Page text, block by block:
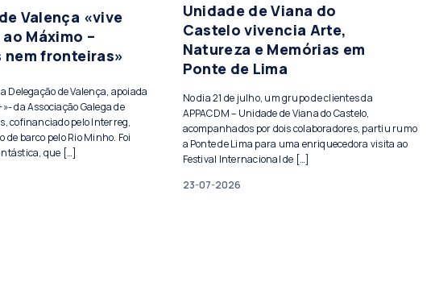
Valença «vive
Máximo –
nem fronteiras»
Delegação de Valença, apoiada
da Associação Galega de
cofinanciado pelo Interreg,
de barco pelo Rio Minho. Foi
que […]
Unidade de Viana do
Castelo vivencia Arte,
Natureza e Memórias em
Ponte de Lima
No dia 21 de julho, um grupo de clientes da
APPACDM – Unidade de Viana do Castelo,
acompanhados por dois colaboradores, partiu rumo
a Ponte de Lima para uma enriquecedora visita ao
Festival Internacional de […]
23-07-2026